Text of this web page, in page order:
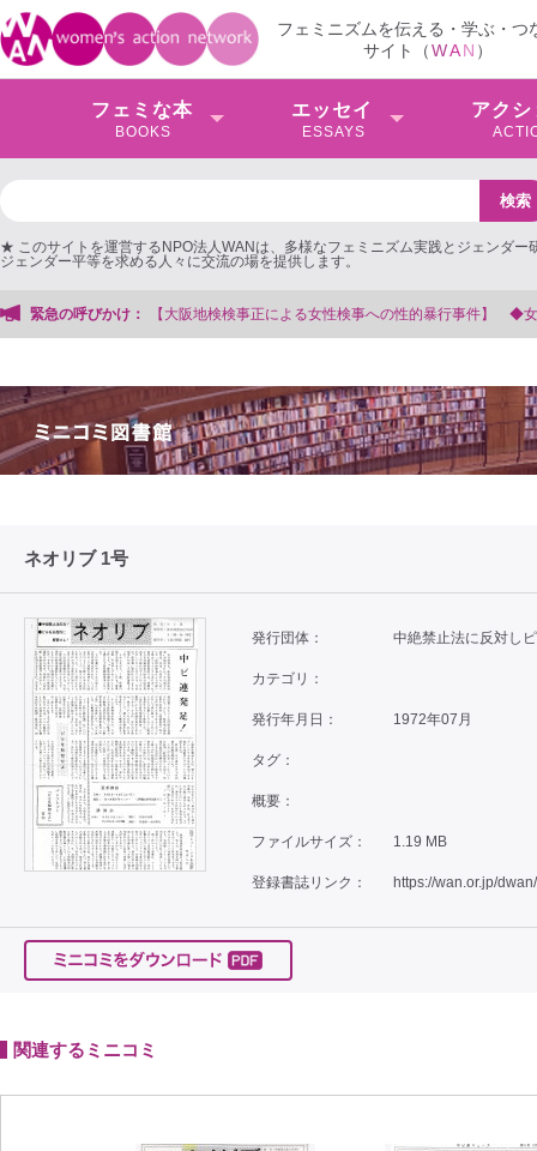
フェミニズムを伝える・学ぶ・つ
サイト（WAN ）
フェミな本
BOOKS
エッセイ
ESSAYS
アクシ
★ このサイトを運営するNPO法人WANは、多様なフェミニズム実践とジェンダー
ジェンダー平等を求める人々に交流の場を提供します。
緊急の呼びかけ：
る女性検事への性的暴行事件】 ◆女性検事を支援する会事務局
ネオリブ 1号
発行団体： 中絶禁止法に反対し
カテゴリ：
発行年月日： 1972年07月
タグ：
概要：
ファイルサイズ： 1.19 MB
登録書誌リンク： https://wan.or.jp/
関連するミニコミ